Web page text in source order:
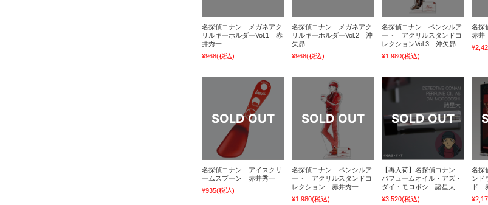
名探偵コナン メガネアク
リルキーホルダーVol.1 赤
井秀一
¥968(税込)
名探偵コナン メガネアク
リルキーホルダーVol.2 沖
矢昴
¥968(税込)
名探偵コナン ペンシルア
ート アクリルスタンドコ
レクションVol.3 沖矢昴
¥1,980(税込)
名探
赤井
名探偵コナン アイスクリ
ームスプーン 赤井秀一
¥935(税込)
名探偵コナン ペンシルア
ート アクリルスタンドコ
レクション 赤井秀一
¥1,980(税込)
【再入荷】名探偵コナン
パフュームオイル・アズ・
ダイ・モロボシ 諸星大
¥3,520(税込)
名探
ンド
ド